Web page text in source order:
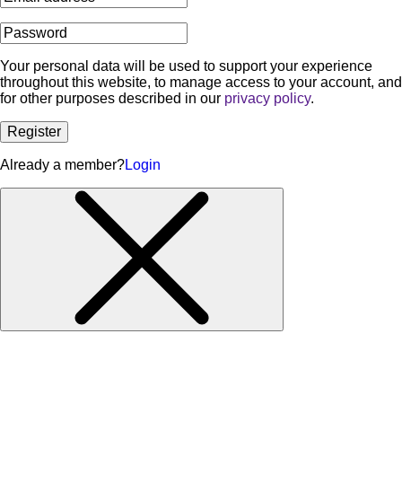
Your personal data will be used to support your experience
throughout this website, to manage access to your account, and
for other purposes described in our privacy policy.
Register
Already a member?Login